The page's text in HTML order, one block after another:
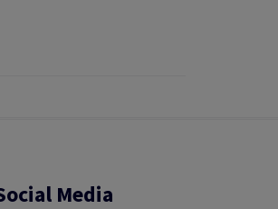
Media